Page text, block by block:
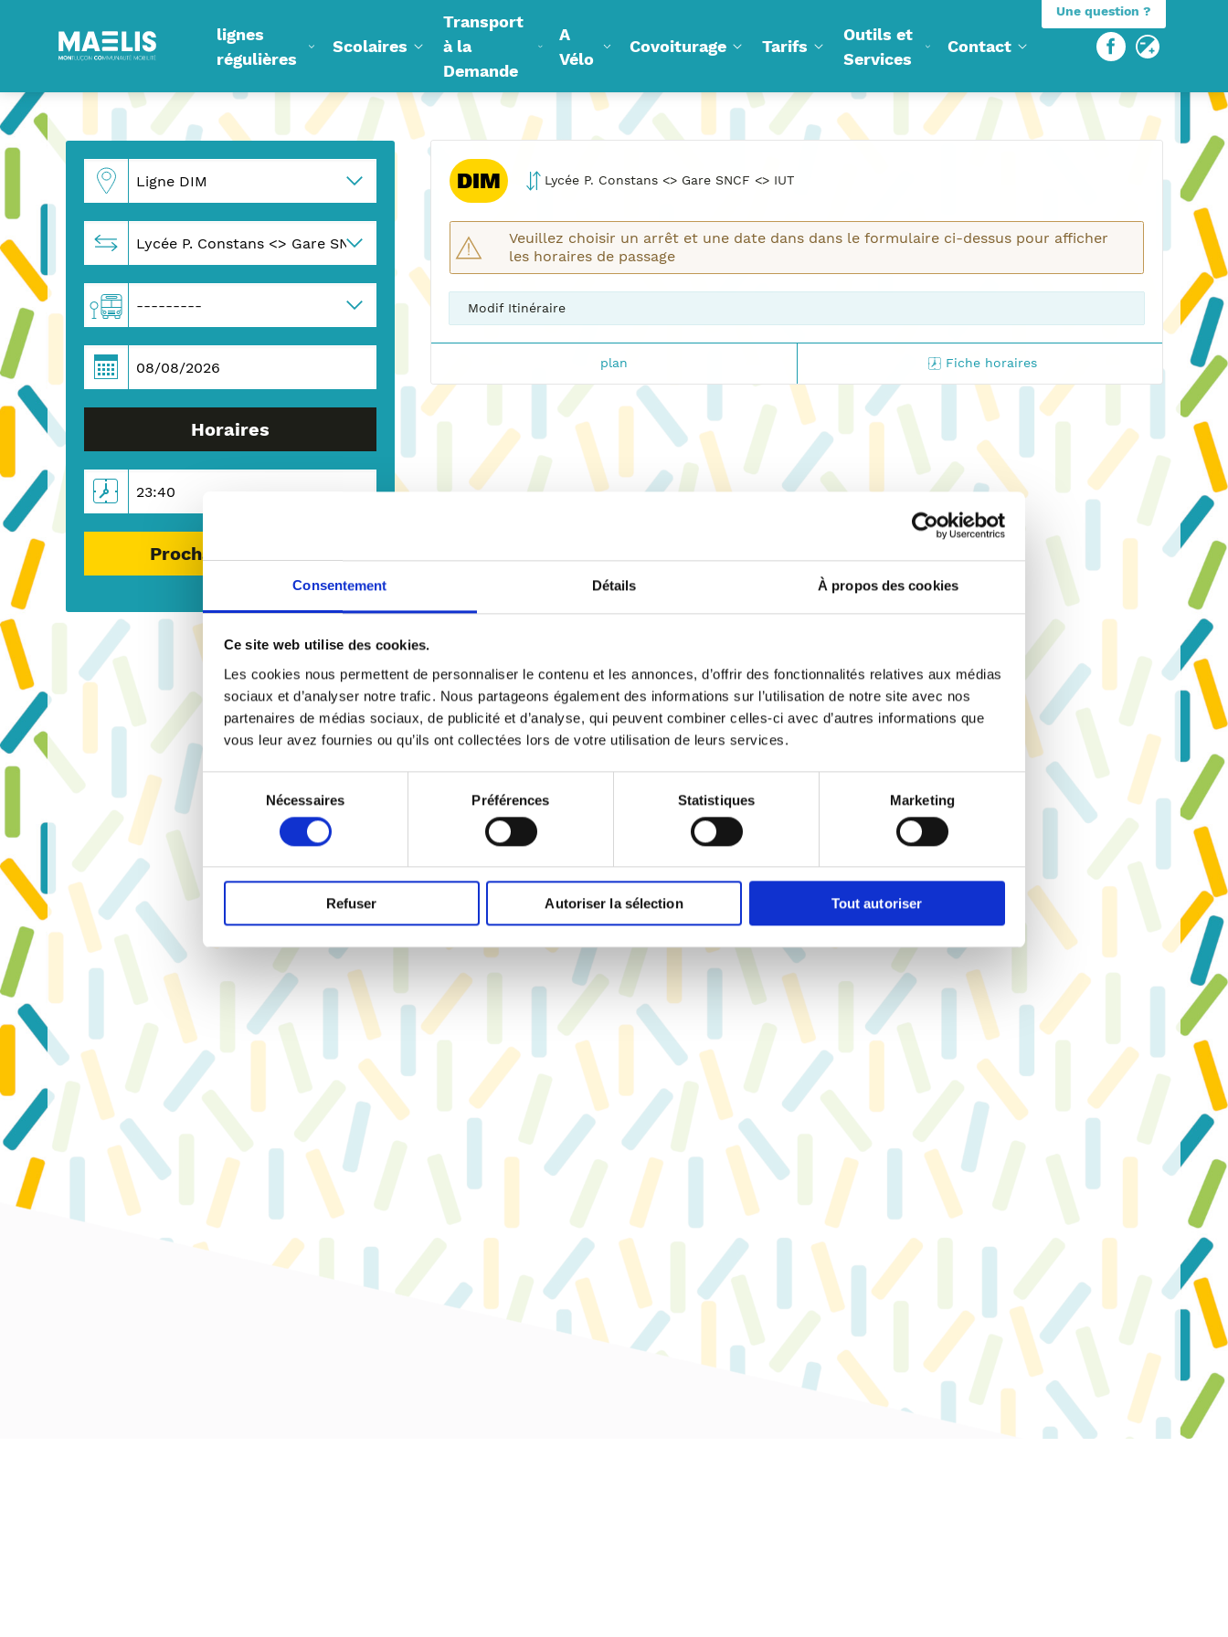
Consentement Détails À propos des cookies
Ce site web utilise des cookies.
Les cookies nous permettent de personnaliser le contenu et les annonces, d’offrir des fonctionnalités relatives aux médias
sociaux et d’analyser notre trafic. Nous partageons également des informations sur l’utilisation de notre site avec nos
partenaires de médias sociaux, de publicité et d’analyse, qui peuvent combiner celles-ci avec d’autres informations que
vous leur avez fournies ou qu’ils ont collectées lors de votre utilisation de leurs services.
consentement
Nécessaires Préférences Statistiques Marketing
Refuser Autoriser la sélection Tout autoriser
lignes
régulières
Scolaires
Transport
à la
Demande
A
Vélo
Covoiturage Tarifs
Outils et
Services
Contact
Une question ?
Changer l'affichage
Horaires
DIM Lycée P. Constans <> Gare SNCF <> IUT
Veuillez choisir un arrêt et une date dans dans le formulaire ci-dessus pour afficher
les horaires de passage
plan Fiche horaires